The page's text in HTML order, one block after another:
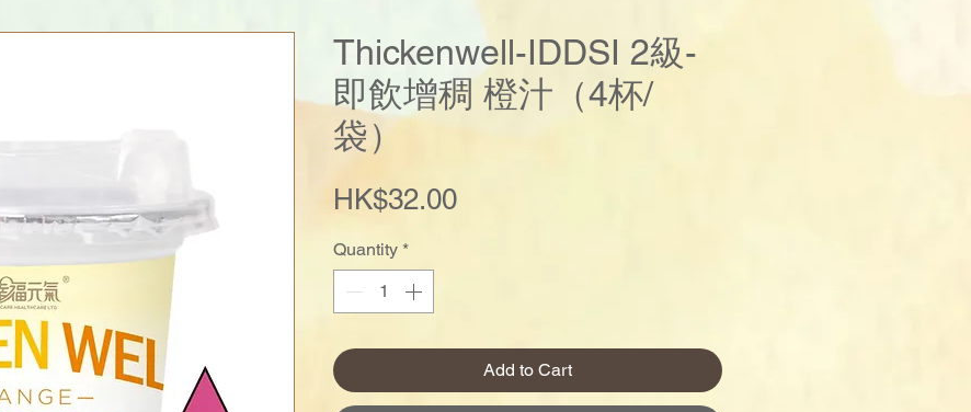
Thickenwell-IDDSI 2級-
即飲增稠 橙汁（4杯/
袋）
HK$32.00Price
Quantity *
Add to Cart